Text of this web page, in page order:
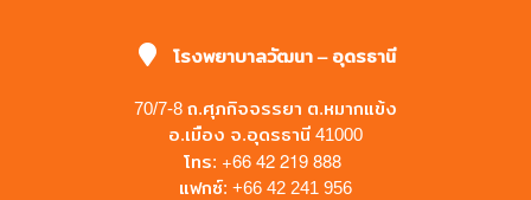
โรงพยาบาลวัฒนา – อุดรธานี
70/7-8 ถ.ศุภกิจจรรยา ต.หมากแข้ง
อ.เมือง จ.อุดรธานี 41000
โทร: +66 42 219 888
แฟกซ์: +66 42 241 956